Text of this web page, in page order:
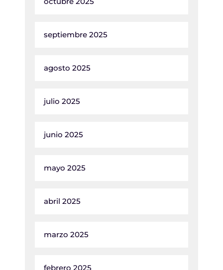
septiembre 2025
agosto 2025
julio 2025
junio 2025
mayo 2025
abril 2025
marzo 2025
febrero 2025